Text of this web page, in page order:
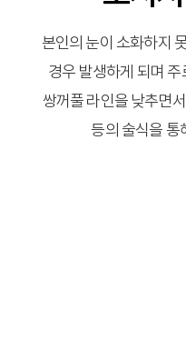
본인의 눈이 소화하지
경우 발생하게 되며
쌍꺼풀 라인을 낮추면
등의 술식을 통